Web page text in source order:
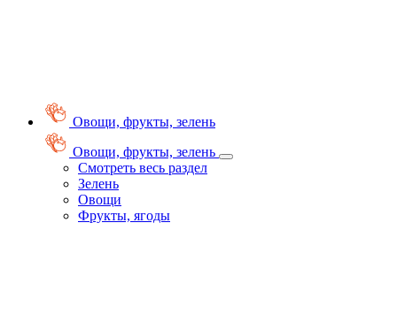
Овощи, фрукты, зелень
Овощи, фрукты, зелень
Смотреть весь раздел
Зелень
Овощи
Фрукты, ягоды